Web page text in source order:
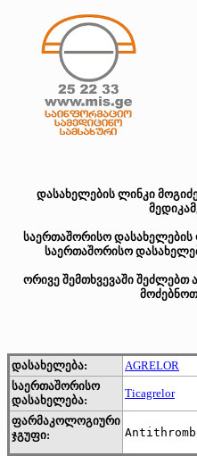
დასახელების ლინკი
საერთაშორისო
საერთაშორისო
ორივე შემთხვევაში
დასახელება:
AGRELOR
საერთაშორისო
დასახელება:
Ticagrelor
ფარმაკოლოგიური
ჯგუფი: